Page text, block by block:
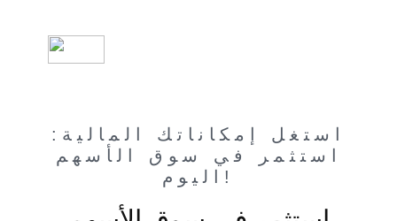
استغل إمكاناتك المالية:
استثمر في سوق الأسهم
اليوم!